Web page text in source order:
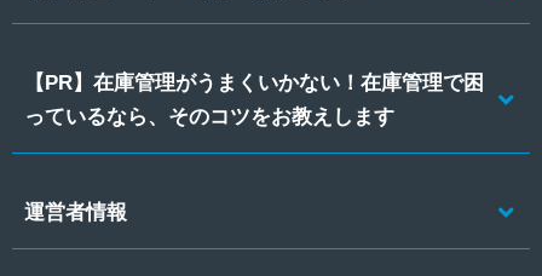
【PR】在庫管理がうまくいかない！在庫管理で困
っているなら、そのコツをお教えします
運営者情報